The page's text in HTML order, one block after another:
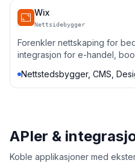
Wix
Nettsidebygger
Forenkler nettskaping for
integrasjon for e-handel,
Nettstedsbygger, CMS,
APIer &
Koble applikasjoner med